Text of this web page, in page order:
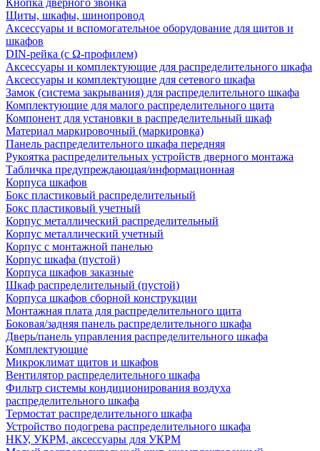
Кнопка дверного звонка
Щиты, шкафы, шинопровод
Аксессуары и вспомогательное оборудование для щитов и
шкафов
DIN-рейка (с Ω-профилем)
Аксессуары и комплектующие для распределительного шкафа
Аксессуары и комплектующие для сетевого шкафа
Замок (система закрывания) для распределительного шкафа
Комплектующие для малого распределительного щита
Компонент для установки в распределительный шкаф
Материал маркировочный (маркировка)
Панель распределительного шкафа передняя
Рукоятка распределительных устройств дверного монтажа
Табличка предупреждающая/информационная
Корпуса шкафов
Бокс пластиковый распределительный
Бокс пластиковый учетный
Корпус металлический распределительный
Корпус металлический учетный
Корпус с монтажной панелью
Корпус шкафа (пустой)
Корпуса шкафов заказные
Шкаф распределительный (пустой)
Корпуса шкафов сборной конструкции
Монтажная плата для распределительного щита
Боковая/задняя панель распределительного шкафа
Дверь/панель управления распределительного шкафа
Комплектующие
Микроклимат щитов и шкафов
Вентилятор распределительного шкафа
Фильтр системы кондиционирования воздуха
распределительного шкафа
Термостат распределительного шкафа
Устройство подогрева распределительного шкафа
НКУ, УКРМ, аксессуары для УКРМ